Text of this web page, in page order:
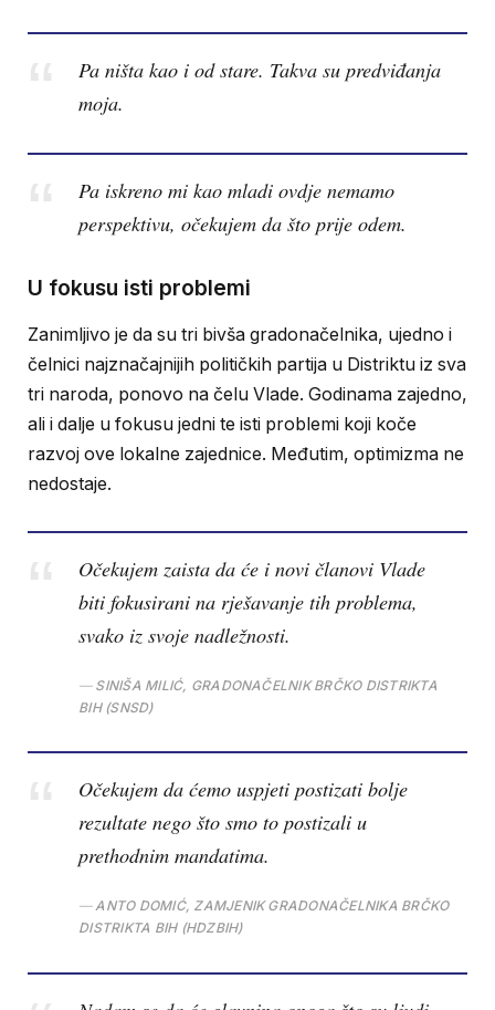
Pa ništa kao i od stare. Takva su predviđanja
moja.
Pa iskreno mi kao mladi ovdje nemamo
perspektivu, očekujem da što prije odem.
U fokusu isti problemi
Zanimljivo je da su tri bivša gradonačelnika, ujedno i
čelnici najznačajnijih političkih partija u Distriktu iz sva
tri naroda, ponovo na čelu Vlade. Godinama zajedno,
ali i dalje u fokusu jedni te isti problemi koji koče
razvoj ove lokalne zajednice. Međutim, optimizma ne
nedostaje.
Očekujem zaista da će i novi članovi Vlade
biti fokusirani na rješavanje tih problema,
svako iz svoje nadležnosti.
SINIŠA MILIĆ, GRADONAČELNIK BRČKO DISTRIKTA
BIH (SNSD)
Očekujem da ćemo uspjeti postizati bolje
rezultate nego što smo to postizali u
prethodnim mandatima.
ANTO DOMIĆ, ZAMJENIK GRADONAČELNIKA BRČKO
DISTRIKTA BIH (HDZBIH)